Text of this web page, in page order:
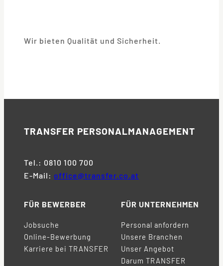
Wir bieten Qualität und Sicherheit.
TRANSFER PERSONALMANAGEMENT
Tel.: 0810 100 700
E-Mail: office@transfer.co.at
FÜR BEWERBER
Jobsuche
Online-Bewerbung
Karriere bei TRANSFER
FÜR UNTERNEHMEN
Personal anfordern
Unsere Branchen
Unser Angebot
Darum TRANSFER